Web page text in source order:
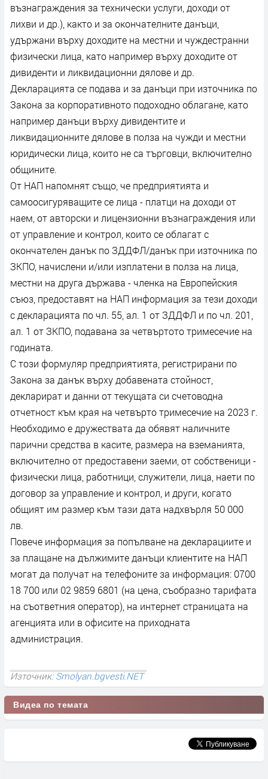
възнаграждения за технически услуги, доходи от
лихви и др.), както и за окончателните данъци,
удържани върху доходите на местни и чуждестранни
физически лица, като например върху доходите от
дивиденти и ликвидационни дялове и др.
Декларацията се подава и за данъци при източника по
Закона за корпоративното подоходно облагане, като
например данъци върху дивидентите и
ликвидационните дялове в полза на чужди и местни
юридически лица, които не са търговци, включително
общините.
От НАП напомнят също, че предприятията и
самоосигуряващите се лица - платци на доходи от
наем, от авторски и лицензионни възнаграждения или
от управление и контрол, които се облагат с
окончателен данък по ЗДДФЛ/данък при източника по
ЗКПО, начислени и/или изплатени в полза на лица,
местни на друга държава - членка на Европейския
съюз, предоставят на НАП информация за тези доходи
с декларацията по чл. 55, ал. 1 от ЗДДФЛ и по чл. 201,
ал. 1 от ЗКПО, подавана за четвъртото тримесечие на
годината.
С този формуляр предприятията, регистрирани по
Закона за данък върху добавената стойност,
декларират и данни от текущата си счетоводна
отчетност към края на четвърто тримесечие на 2023 г.
Необходимо е дружествата да обявят наличните
парични средства в касите, размера на вземанията,
включително от предоставени заеми, от собственици -
физически лица, работници, служители, лица, наети по
договор за управление и контрол, и други, когато
общият им размер към тази дата надхвърля 50 000
лв.
Повече информация за попълване на декларациите и
за плащане на дължимите данъци клиентите на НАП
могат да получат на телефоните за информация: 0700
18 700 или 02 9859 6801 (на цена, съобразно тарифата
на съответния оператор), на интернет страницата на
агенцията или в офисите на приходната
администрация.
Източник:Smolyan.bgvesti.NET
Видеа по темата